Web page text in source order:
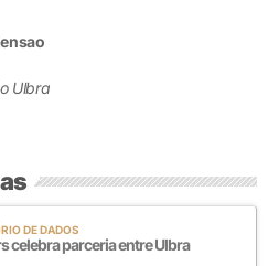
Ulbra
DE DADOS
celebra parceria entre Ulbra